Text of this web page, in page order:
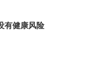
有健康风险